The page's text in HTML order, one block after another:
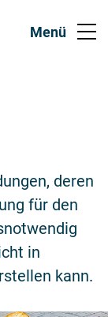
deren
für den
in
kann.